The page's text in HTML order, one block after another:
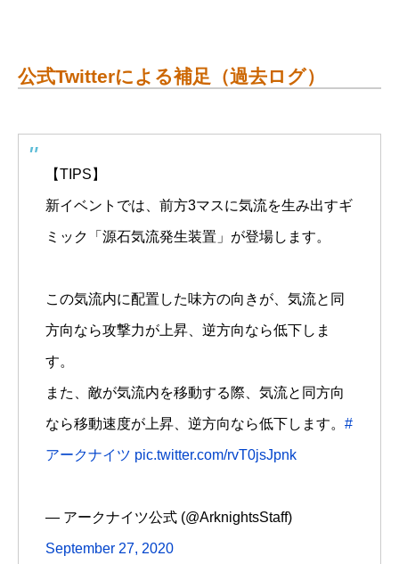
公式Twitterによる補足（過去ログ）
【TIPS】
新イベントでは、前方3マスに気流を生み出すギ
ミック「源石気流発生装置」が登場します。
この気流内に配置した味方の向きが、気流と同
方向なら攻撃力が上昇、逆方向なら低下しま
す。
また、敵が気流内を移動する際、気流と同方向
なら移動速度が上昇、逆方向なら低下します。 #
アークナイツ pic.twitter.com/rvT0jsJpnk
— アークナイツ公式 (@ArknightsStaff)
September 27, 2020